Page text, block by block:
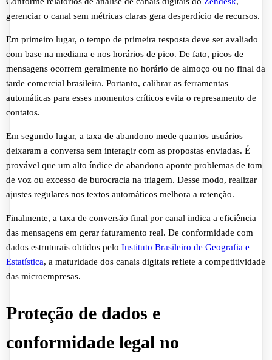
gerenciar o canal sem métricas claras gera desperdício de recursos.
Em primeiro lugar, o tempo de primeira resposta deve ser avaliado
com base na mediana e nos horários de pico. De fato, picos de
mensagens ocorrem geralmente no horário de almoço ou no final da
tarde comercial brasileira. Portanto, calibrar as ferramentas
automáticas para esses momentos críticos evita o represamento de
contatos.
Em segundo lugar, a taxa de abandono mede quantos usuários
deixaram a conversa sem interagir com as propostas enviadas. É
provável que um alto índice de abandono aponte problemas de tom
de voz ou excesso de burocracia na triagem. Desse modo, realizar
ajustes regulares nos textos automáticos melhora a retenção.
Finalmente, a taxa de conversão final por canal indica a eficiência
das mensagens em gerar faturamento real. De conformidade com
dados estruturais obtidos pelo Instituto Brasileiro de Geografia e
Estatística, a maturidade dos canais digitais reflete a competitividade
das microempresas.
Proteção de dados e
conformidade legal no